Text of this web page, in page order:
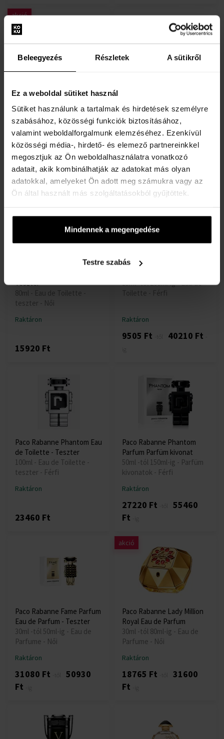
Beleegyezés Részletek A sütikről
Ez a weboldal sütiket használ
Sütiket használunk a tartalmak és hirdetések személyre
szabásához, közösségi funkciók biztosításához,
valamint weboldalforgalmunk elemzéséhez. Ezenkívül
közösségi média-, hirdető- és elemező partnereinkkel
megosztjuk az Ön weboldalhasználatra vonatkozó
adatait, akik kombinálhatják az adatokat más olyan
adatokkal, amelyeket Ön adott meg számukra vagy az
Ön által használt más szolgáltatásokból gyűjtöttek.
Mindennek a megengedése
Testre szabás
akció
Spray Dezodor
150ml -tól 150ml-ig -
Deospray - Férfi
Raktáron
9080 Ft-től 9325 Ft-ig
Toilette - Teszter
80ml - Eau de Toilette -
teszter - Női
Raktáron
31570 Ft
Paco Rabanne Black XS for
Teszter
80ml - Eau de Toilette -
teszter - Női
Raktáron
15920 Ft
Paco Rabanne Phantom Eau
15ml -tól 200ml-ig - Eau de
Toilette - Férfi
Raktáron
9505 Ft 40210 Ft
Paco Rabanne Phantom Eau
de Toilette - Teszter
100ml - Eau de Toilette -
teszter - Férfi
Raktáron
23460 Ft
Paco Rabanne Phantom
Parfum Parfüm kivonat
50ml -tól 150ml-ig - Parfüm
kivonatok - Férfi
Raktáron
27220 Ft
55460
Ft
Paco Rabanne Fame Parfum
Eau de Parfum - Teszter
30ml -tól 50ml-ig - Eau de
Parfume - Női
Raktáron
31080 Ft
50930
Ft
akció
Paco Rabanne Lady Million
Royal Eau de Parfum
30ml -tól 80ml-ig - Eau de
Parfume - Női
Raktáron
18765 Ft
31600
Ft